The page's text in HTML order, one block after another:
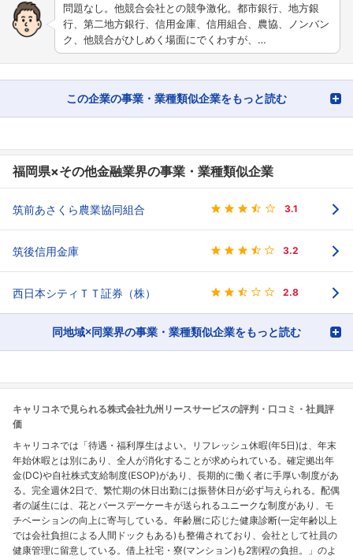
問題なし。他競合会社との競争激化。都市銀行、地方銀
行、第二地方銀行、信用金庫、信用組合、農協、ノンバン
ク、他競合がひしめく場面にでくわすが、…
この企業の事業・業種類似企業をもっと読む
福岡県×その他金融業界の事業・業種類似企業
筑前あさくら農業協同組合 3.1
筑後信用金庫 3.2
西日本シティＴＴ証券（株） 2.8
同地域×同業界の事業・業種類似企業をもっと読む
キャリコネで見られる株式会社九州リースサービスの評判・口コミ・社員評
価
キャリコネでは「待遇・福利厚生はよい。リフレッシュ休暇(年5日)は、年末
年始休暇とは別にあり、全人が消化することが求められている。確定拠出年
金(DC)や自社株式支給制度(ESOP)があり、長期的に働く者に手厚い制度があ
る。完全週休2日で、繁忙期の休日出勤には振替休日が必ず与えられる。配偶
者の誕生には、花とバースデーケーキが送られるユニークな制度があり、モ
チベーションの向上に寄与している。年齢層に応じた健康診断(一定年齢以上
では会社負担による人間ドックもある)も整備されており、会社として社員の
健康管理に留意している。借上社宅・寮(マンション)も2割程の負担。」のよ